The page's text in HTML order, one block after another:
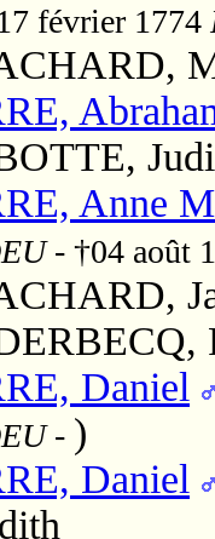
février 1774
Anne
- †04 août
Daniel
- )
Daniel